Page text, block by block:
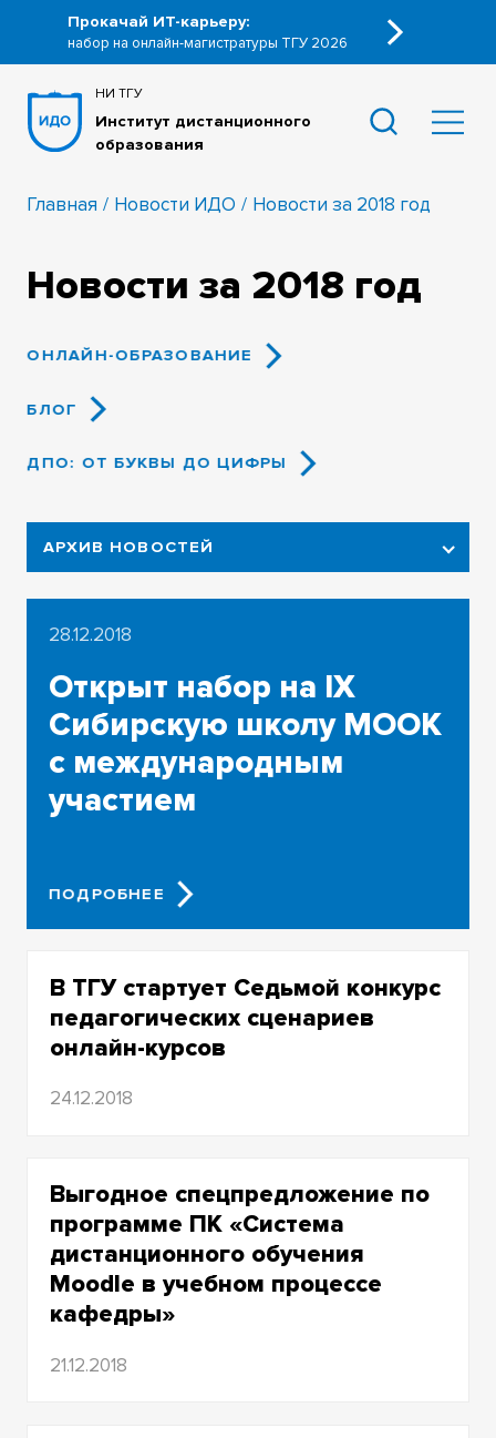
Прокачай ИТ-карьеру:
набор на онлайн-магистратуры ТГУ 2026
НИ ТГУ
Институт дистанционного
образования
Главная Новости ИДО Новости за 2018 год
Новости за 2018 год
ОНЛАЙН-ОБРАЗОВАНИЕ
БЛОГ
ДПО: ОТ БУКВЫ ДО ЦИФРЫ
АРХИВ НОВОСТЕЙ
2026
2025
2024
2022
2020
2018
2017
2016
2014
2013
2012
28.12.2018
Открыт набор на IX
Сибирскую школу МООК
с международным
участием
ПОДРОБНЕЕ
В ТГУ стартует Седьмой конкурс
педагогических сценариев
онлайн-курсов
24.12.2018
Выгодное спецпредложение по
программе ПК «Система
дистанционного обучения
Moodle в учебном процессе
кафедры»
21.12.2018